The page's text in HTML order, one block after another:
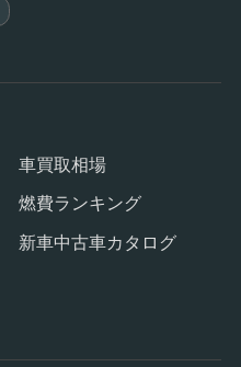
車買取相場
燃費ランキング
新車中古車カタログ